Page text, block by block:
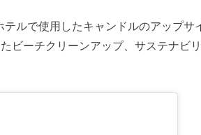
ルで使用したキャンドルのアップサ
ビーチクリーンアップ、サステナビ